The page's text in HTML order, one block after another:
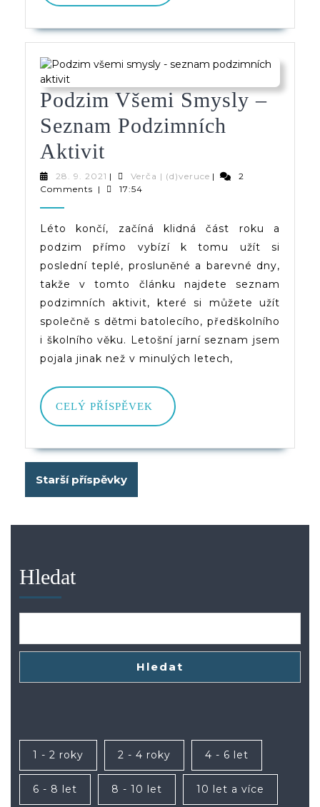
Podzim Všemi Smysly –
Seznam Podzimních
Aktivit
Všemi
–
Seznam
Podzimních
Aktivit
28. 9. 2021 28.
9.
| Verča | (d)veruceVerča
|
2
Comments | 17:54
Léto končí, začíná klidná část roku a
podzim přímo vybízí k tomu užít si
poslední teplé, prosluněné a barevné dny,
takže v tomto článku najdete seznam
podzimních aktivit, které si můžete užít
společně s dětmi batolecího, předškolního
i školního věku. Letošní jarní seznam jsem
pojala jinak než v minulých letech,
CELÝ PŘÍSPĚVEK
CELÝ
PŘÍSPĚVEK
Navigace
pro
příspěvky
Starší příspěvky
Hledat
Hledat
1 - 2 roky 2 - 4 roky 4 - 6 let
6 - 8 let 8 - 10 let 10 let a více